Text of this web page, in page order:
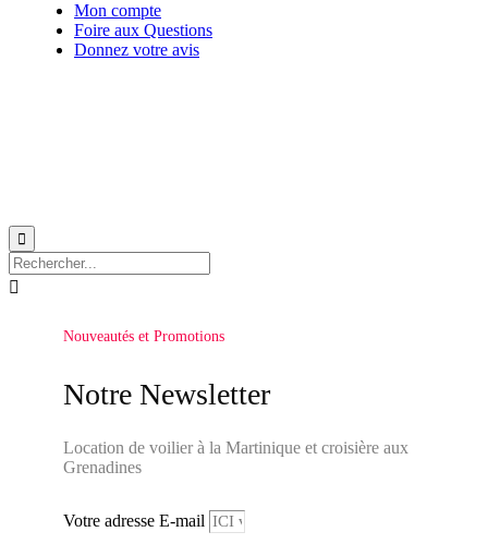
Mon compte
Foire aux Questions
Donnez votre avis


Nouveautés et Promotions
Notre Newsletter
Location de voilier à la Martinique et croisière aux
Grenadines
Votre adresse E-mail